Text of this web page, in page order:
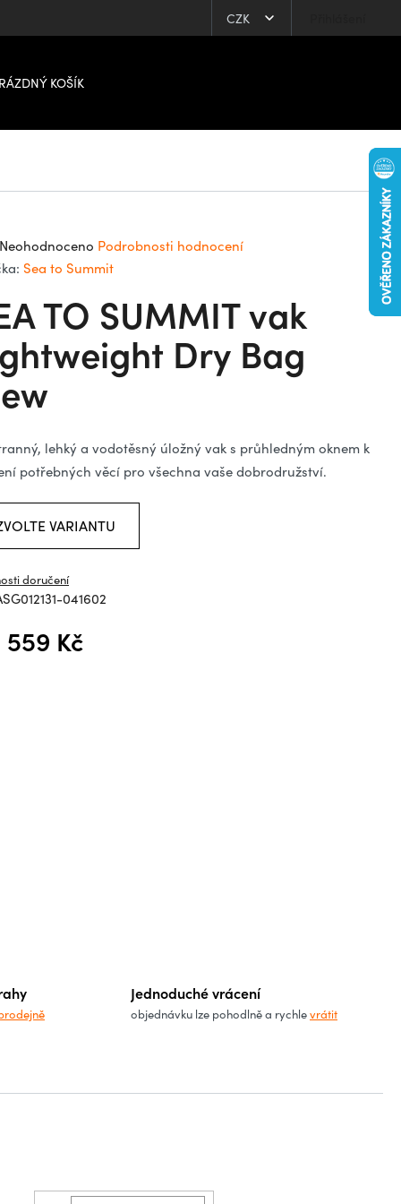
CZK
KOŠÍK
TO SUMMIT vak
Dry Bag
Neohodnoceno Podrobnosti hodnocení
Sea to Summit
lehký a vodotěsný úložný vak s průhledným oknem k
potřebných věcí pro všechna vaše dobrodružství.
VARIANTU
doručení
041602
559 Kč
Jednoduché vrácení
objednávku lze pohodlně a rychlevrátit